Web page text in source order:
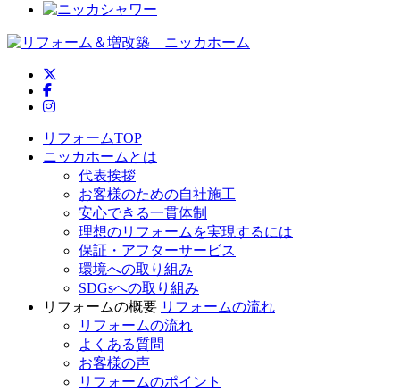
ニッカホーム公式Facebook
ニッカホーム公式Instagram
リフォームTOP
ニッカホームとは
代表挨拶
お客様のための自社施工
安心できる一貫体制
理想のリフォームを実現するには
保証・アフターサービス
環境への取り組み
SDGsへの取り組み
リフォームの概要 リフォームの流れ
リフォームの流れ
よくある質問
お客様の声
リフォームのポイント